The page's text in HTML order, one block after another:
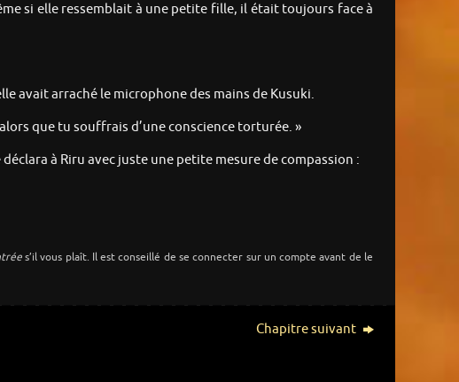
si elle ressemblait à une petite fille, il était toujours face à
avait arraché le microphone des mains de Kusuki.
que tu souffrais d’une conscience torturée. »
à Riru avec juste une petite mesure de compassion :
s’il vous plaît. Il est conseillé de se connecter sur un compte avant de le
Chapitre suivant